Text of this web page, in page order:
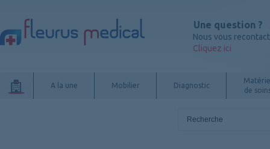
Une question ?
Nous vous
Cliquez ici
A la une Mobilier Diagnostic
de